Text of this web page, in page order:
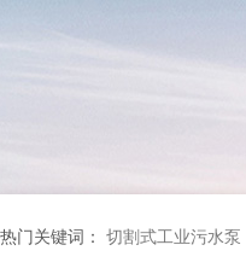
热门关键词： 切割式工业污水泵